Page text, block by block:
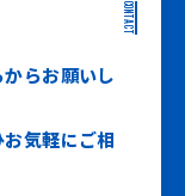
CONTACT
らお願いし
気軽にご相